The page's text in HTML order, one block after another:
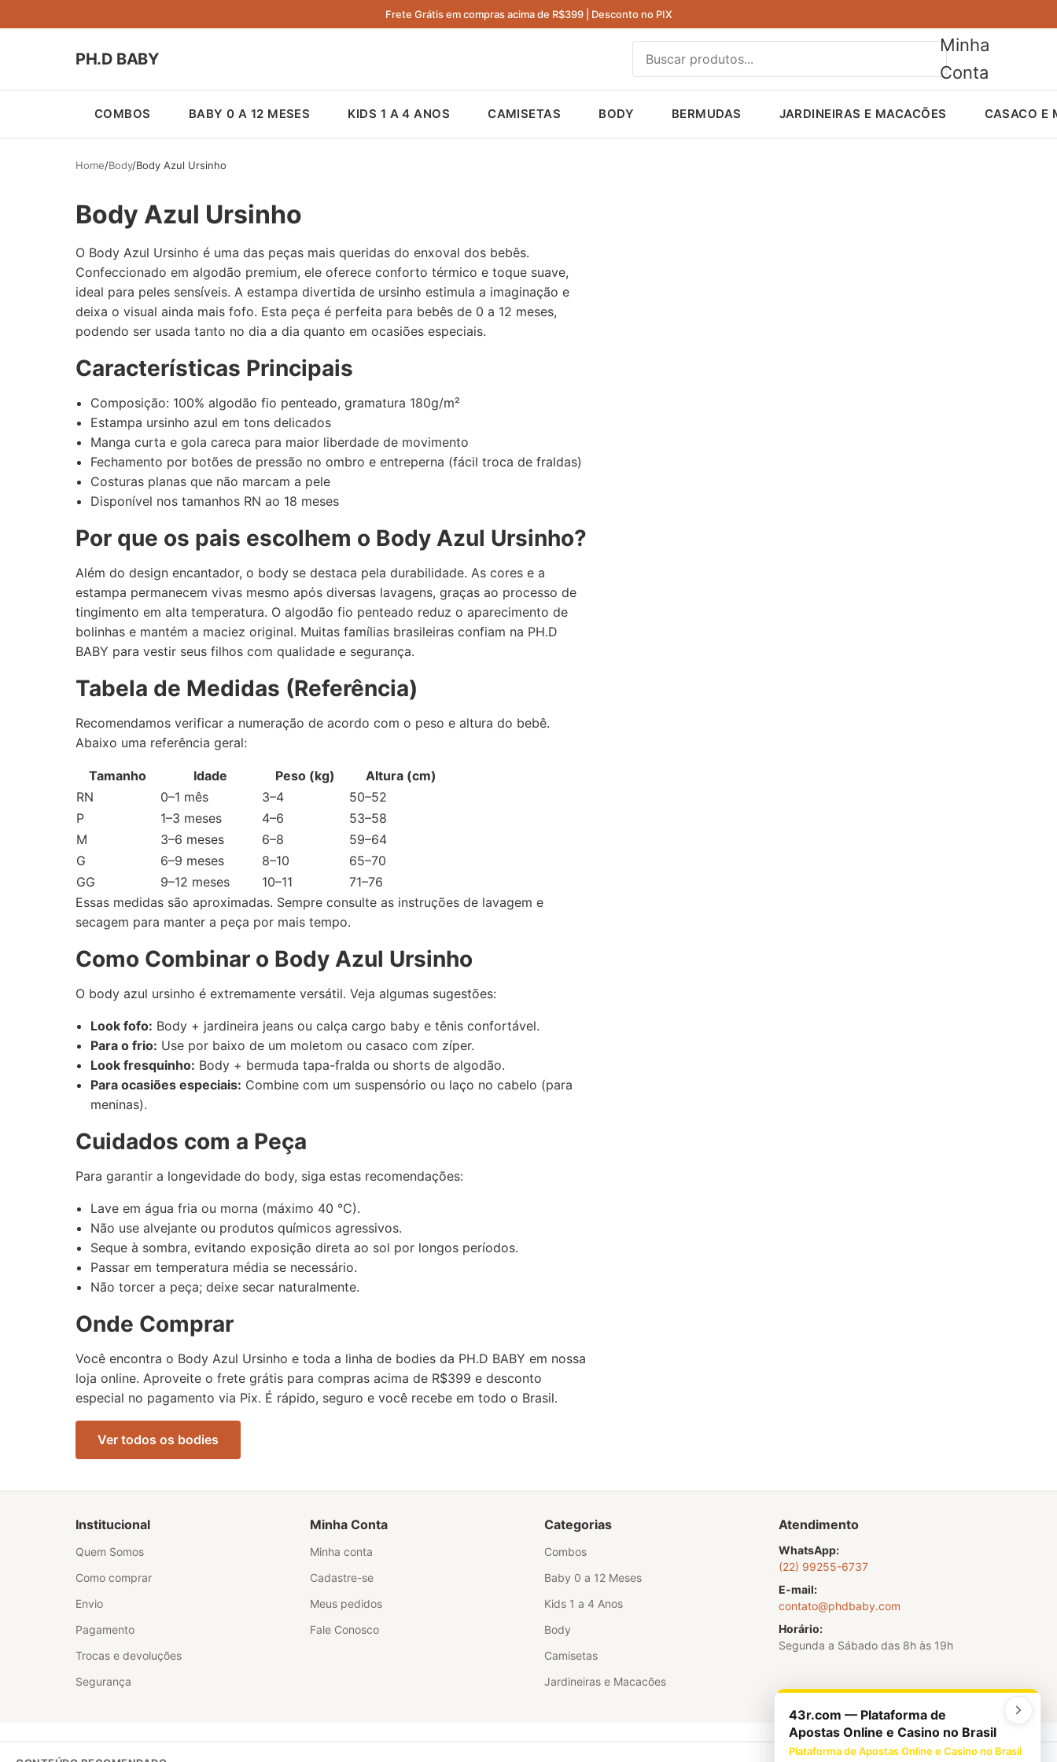
Frete Grátis em compras acima de R$399 | Desconto no PIX
PH.D BABY
Minha
Conta
COMBOS BABY 0 A 12 MESES KIDS 1 A 4 ANOS CAMISETAS BODY BERMUDAS JARDINEIRAS E MACACÕES CASACO E
Home Body Body Azul Ursinho
Body Azul Ursinho
O Body Azul Ursinho é uma das peças mais queridas do enxoval dos bebês.
Confeccionado em algodão premium, ele oferece conforto térmico e toque suave,
ideal para peles sensíveis. A estampa divertida de ursinho estimula a imaginação e
deixa o visual ainda mais fofo. Esta peça é perfeita para bebês de 0 a 12 meses,
podendo ser usada tanto no dia a dia quanto em ocasiões especiais.
Características Principais
Composição: 100% algodão fio penteado, gramatura 180g/m²
Estampa ursinho azul em tons delicados
Manga curta e gola careca para maior liberdade de movimento
Fechamento por botões de pressão no ombro e entreperna (fácil troca de fraldas)
Costuras planas que não marcam a pele
Disponível nos tamanhos RN ao 18 meses
Por que os pais escolhem o Body Azul Ursinho?
Além do design encantador, o body se destaca pela durabilidade. As cores e a
estampa permanecem vivas mesmo após diversas lavagens, graças ao processo de
tingimento em alta temperatura. O algodão fio penteado reduz o aparecimento de
bolinhas e mantém a maciez original. Muitas famílias brasileiras confiam na PH.D
BABY para vestir seus filhos com qualidade e segurança.
Tabela de Medidas (Referência)
Recomendamos verificar a numeração de acordo com o peso e altura do bebê.
Abaixo uma referência geral:
Tamanho Idade Peso (kg)
Altura (cm)
RN
0–1 mês 3–4
50–52
P
1–3 meses 4–6
53–58
M
3–6 meses 6–8
59–64
G
6–9 meses 8–10
65–70
GG
9–12 meses 10–11
71–76
Essas medidas são aproximadas. Sempre consulte as instruções de lavagem e
secagem para manter a peça por mais tempo.
Como Combinar o Body Azul Ursinho
O body azul ursinho é extremamente versátil. Veja algumas sugestões:
Look fofo: Body + jardineira jeans ou calça cargo baby e tênis confortável.
Para o frio: Use por baixo de um moletom ou casaco com zíper.
Look fresquinho: Body + bermuda tapa-fralda ou shorts de algodão.
Para ocasiões especiais: Combine com um suspensório ou laço no cabelo (para
meninas).
Cuidados com a Peça
Para garantir a longevidade do body, siga estas recomendações:
Lave em água fria ou morna (máximo 40 °C).
Não use alvejante ou produtos químicos agressivos.
Seque à sombra, evitando exposição direta ao sol por longos períodos.
Passar em temperatura média se necessário.
Não torcer a peça; deixe secar naturalmente.
Onde Comprar
Você encontra o Body Azul Ursinho e toda a linha de bodies da PH.D BABY em nossa
loja online. Aproveite o frete grátis para compras acima de R$399 e desconto
especial no pagamento via Pix. É rápido, seguro e você recebe em todo o Brasil.
Ver todos os bodies
Institucional
Quem Somos
Como comprar
Envio
Pagamento
Trocas e devoluções
Segurança
Minha Conta
Minha conta
Cadastre-se
Meus pedidos
Fale Conosco
Categorias
Combos
Baby 0 a 12 Meses
Kids 1 a 4 Anos
Body
Camisetas
Jardineiras e Macacões
Atendimento
WhatsApp:
(22) 99255-6737
E-mail:
contato@phdbaby.com
Horário:
Segunda a Sábado das 8h às 19h
43r.com — Plataforma de
Apostas Online e Casino no Brasil
Plataforma de Apostas Online e Casino no Brasil